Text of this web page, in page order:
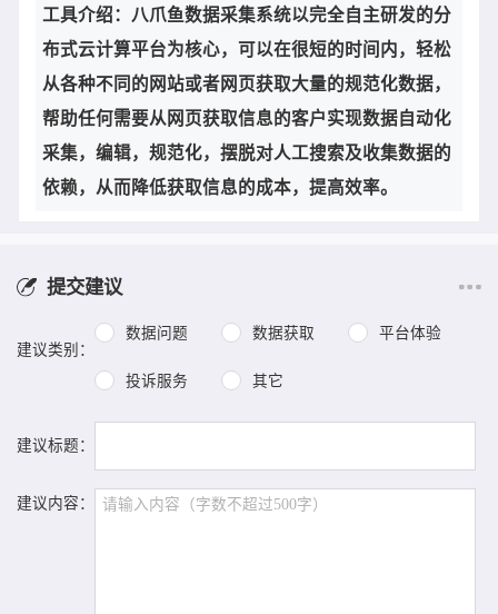
工具介绍：八爪鱼数据采集系统以完全自主研发的分
布式云计算平台为核心，可以在很短的时间内，轻松
从各种不同的网站或者网页获取大量的规范化数据，
帮助任何需要从网页获取信息的客户实现数据自动化
采集，编辑，规范化，摆脱对人工搜索及收集数据的
依赖，从而降低获取信息的成本，提高效率。
提交建议
建议类别：
数据问题 数据获取 平台体验
投诉服务 其它
建议标题：
建议内容：